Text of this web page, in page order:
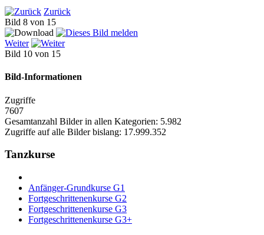
Zurück
Bild 8 von 15
Weiter
Bild 10 von 15
Bild-Informationen
Zugriffe
7607
Gesamtanzahl Bilder in allen Kategorien: 5.982
Zugriffe auf alle Bilder bislang: 17.999.352
Tanzkurse
Anfänger-Grundkurse G1
Fortgeschrittenenkurse G2
Fortgeschrittenenkurse G3
Fortgeschrittenenkurse G3+